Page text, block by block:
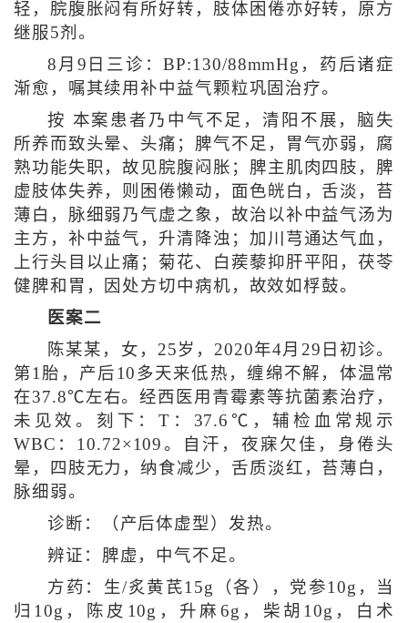
轻，脘腹胀闷有所好转，肢体困倦亦好转，原方
继服5剂。
8月9日三诊：BP:130/88mmHg，药后诸症
渐愈，嘱其续用补中益气颗粒巩固治疗。
按 本案患者乃中气不足，清阳不展，脑失
所养而致头晕、头痛；脾气不足，胃气亦弱，腐
熟功能失职，故见脘腹闷胀；脾主肌肉四肢，脾
虚肢体失养，则困倦懒动，面色㿠白，舌淡，苔
薄白，脉细弱乃气虚之象，故治以补中益气汤为
主方，补中益气，升清降浊；加川芎通达气血，
上行头目以止痛；菊花、白蒺藜抑肝平阳，茯苓
健脾和胃，因处方切中病机，故效如桴鼓。
医案二
陈某某，女，25岁，2020年4月29日初诊。
第1胎，产后10多天来低热，缠绵不解，体温常
在37.8℃左右。经西医用青霉素等抗菌素治疗，
未见效。刻下：T：37.6℃，辅检血常规示
WBC：10.72×109。自汗，夜寐欠佳，身倦头
晕，四肢无力，纳食减少，舌质淡红，苔薄白，
脉细弱。
诊断：（产后体虚型）发热。
辨证：脾虚，中气不足。
方药：生/炙黄芪15g（各），党参10g，当
归10g，陈皮10g，升麻6g，柴胡10g，白术